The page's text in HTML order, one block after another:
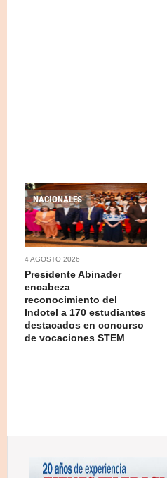
NACIONALES
4 AGOSTO 2026
Presidente Abinader
encabeza
reconocimiento del
Indotel a 170 estudiantes
destacados en concurso
de vocaciones STEM